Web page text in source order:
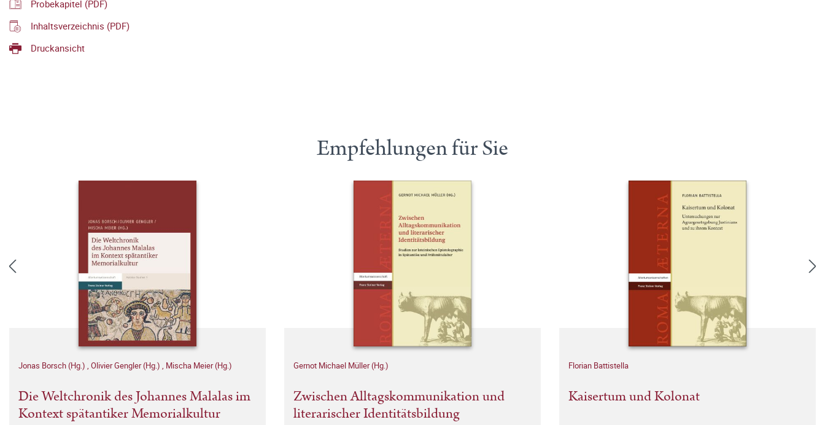
Probekapitel (PDF)
Inhaltsverzeichnis (PDF)
Druckansicht
Empfehlungen für Sie
Jonas Borsch (Hg.) , Olivier Gengler (Hg.) , Mischa Meier (Hg.)
Die Weltchronik des Johannes Malalas im
Kontext spätantiker Memorialkultur
Gernot Michael Müller (Hg.)
Zwischen Alltagskommunikation und
literarischer Identitätsbildung
Florian Battistella
Kaisertum und Kolonat